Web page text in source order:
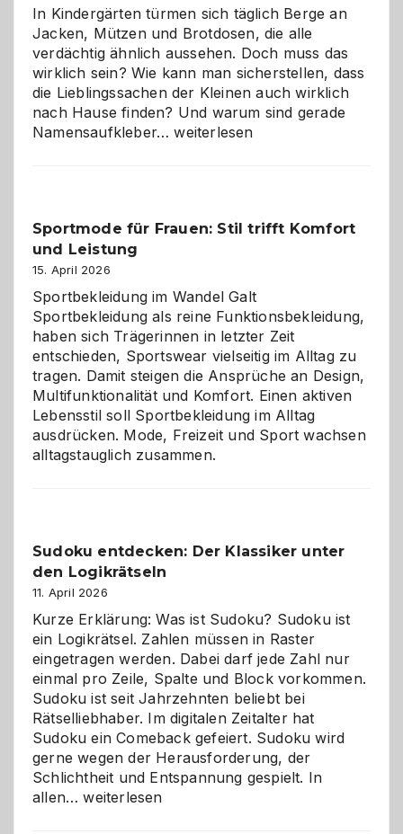
In Kindergärten türmen sich täglich Berge an
Jacken, Mützen und Brotdosen, die alle
verdächtig ähnlich aussehen. Doch muss das
wirklich sein? Wie kann man sicherstellen, dass
die Lieblingssachen der Kleinen auch wirklich
nach Hause finden? Und warum sind gerade
Namensaufkleber…Namensaufkleber
gegen
Chaos
weiterlesen
Sportmode für Frauen: Stil trifft Komfort
und Leistung
15. April 2026
Sportbekleidung im Wandel Galt
Sportbekleidung als reine Funktionsbekleidung,
haben sich Trägerinnen in letzter Zeit
entschieden, Sportswear vielseitig im Alltag zu
tragen. Damit steigen die Ansprüche an Design,
Multifunktionalität und Komfort. Einen aktiven
Lebensstil soll Sportbekleidung im Alltag
ausdrücken. Mode, Freizeit und Sport wachsen
alltagstauglich zusammen.
Sudoku entdecken: Der Klassiker unter
den Logikrätseln
11. April 2026
Kurze Erklärung: Was ist Sudoku? Sudoku ist
ein Logikrätsel. Zahlen müssen in Raster
eingetragen werden. Dabei darf jede Zahl nur
einmal pro Zeile, Spalte und Block vorkommen.
Sudoku ist seit Jahrzehnten beliebt bei
Rätselliebhaber. Im digitalen Zeitalter hat
Sudoku ein Comeback gefeiert. Sudoku wird
gerne wegen der Herausforderung, der
Schlichtheit und Entspannung gespielt. In
allen…Sudoku
weiterlesen